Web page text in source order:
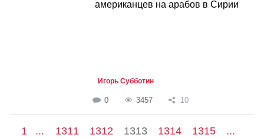
американцев на арабов в Сирии
Игорь Субботин
0 3457 10
1 ... 1311 1312 1313 1314 1315
...